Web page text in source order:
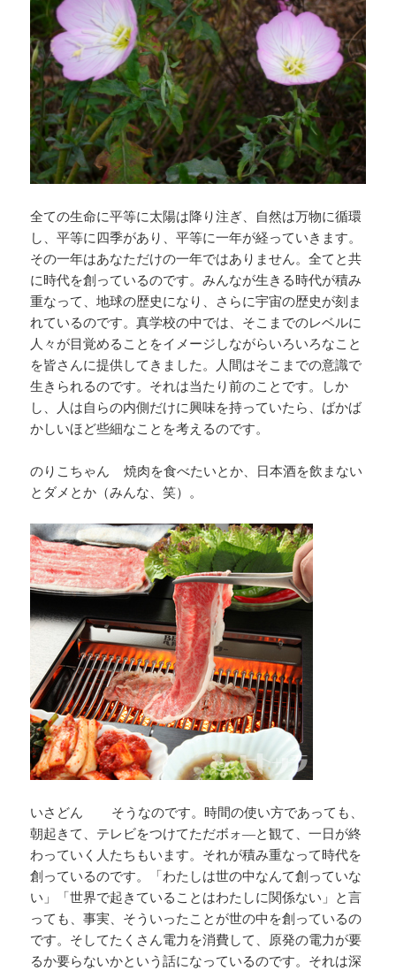
全ての生命に平等に太陽は降り注ぎ、自然は万物に循環
し、平等に四季があり、平等に一年が経っていきます。
その一年はあなただけの一年ではありません。全てと共
に時代を創っているのです。みんなが生きる時代が積み
重なって、地球の歴史になり、さらに宇宙の歴史が刻ま
れているのです。真学校の中では、そこまでのレベルに
人々が目覚めることをイメージしながらいろいろなこと
を皆さんに提供してきました。人間はそこまでの意識で
生きられるのです。それは当たり前のことです。しか
し、人は自らの内側だけに興味を持っていたら、ばかば
かしいほど些細なことを考えるのです。
のりこちゃん 焼肉を食べたいとか、日本酒を飲まない
とダメとか（みんな、笑）。
いさどん そうなのです。時間の使い方であっても、
朝起きて、テレビをつけてただボォ―と観て、一日が終
わっていく人たちもいます。それが積み重なって時代を
創っているのです。「わたしは世の中なんて創っていな
い」「世界で起きていることはわたしに関係ない」と言
っても、事実、そういったことが世の中を創っているの
です。そしてたくさん電力を消費して、原発の電力が要
るか要らないかという話になっているのです。それは深